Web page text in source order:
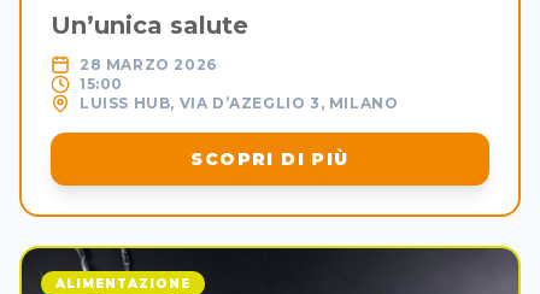
Un’unica salute
28 MARZO 2026
15:00
LUISS HUB, VIA D’AZEGLIO 3, MILANO
SCOPRI DI PIÙ
ALIMENTAZIONE